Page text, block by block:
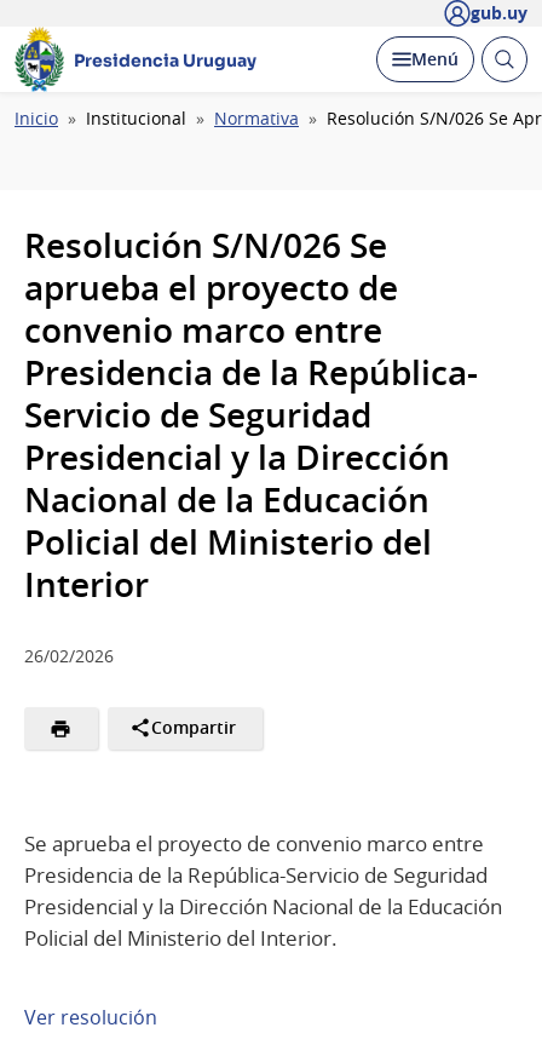
gub.uy
Presidencia Uruguay Desplegar
Menú Abrir
Ruta
Inicio Institucional Normativa Resolución S/N/026 Se
Resolución S/N/026 Se
aprueba el proyecto de
convenio marco entre
Presidencia de la República-
Servicio de Seguridad
Presidencial y la Dirección
Nacional de la Educación
Policial del Ministerio del
Interior
26/02/2026
Compartir
Se aprueba el proyecto de convenio marco entre
Presidencia de la República-Servicio de Seguridad
Presidencial y la Dirección Nacional de la Educación
Policial del Ministerio del Interior.
Ver resolución